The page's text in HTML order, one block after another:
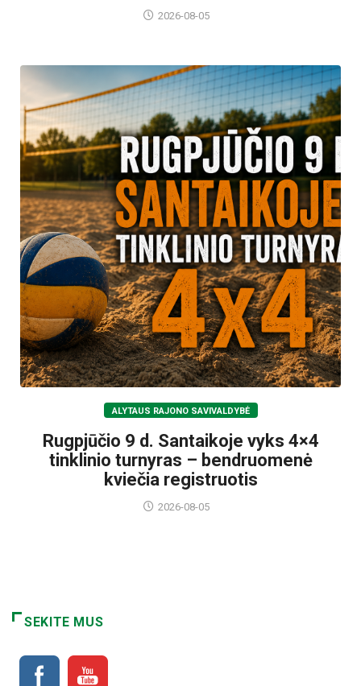
2026-08-05
ALYTAUS RAJONO SAVIVALDYBĖ
Rugpjūčio 9 d. Santaikoje vyks 4×4
tinklinio turnyras – bendruomenė
kviečia registruotis
2026-08-05
SEKITE MUS